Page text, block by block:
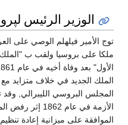
الوزير الرئيس
توج الأمير فيلهلم الوصي على
ملكا على بروسيا ولقب ب "الملك
الملك الجديد في خلاف متزايد مع
المجلس البروسي الليبرالي, وقد
الأزمة في عام 1862
الموافقة على ميزانية إعادة